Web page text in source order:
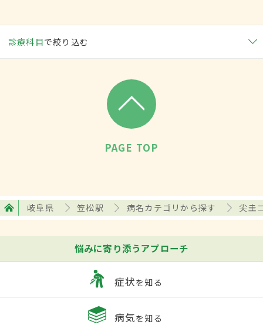
診療科目で絞り込む
PAGE TOP
岐阜県 笠松駅 病名カテゴリから探す 尖圭
悩みに寄り添うアプローチ
症状を知る
病気を知る